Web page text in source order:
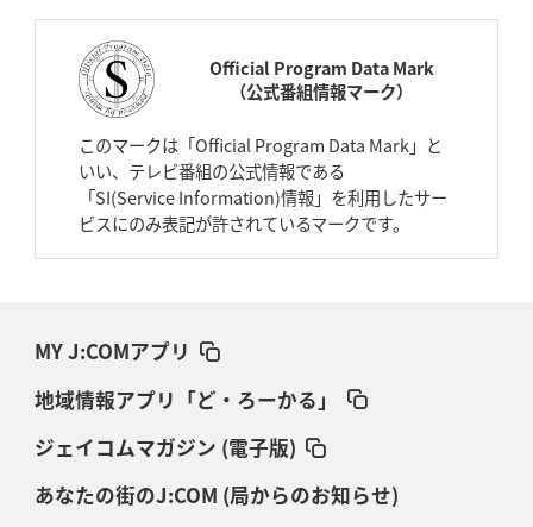
Official Program Data Mark
（公式番組情報マーク）
このマークは「Official Program Data Mark」と
いい、テレビ番組の公式情報である
「SI(Service Information)情報」を利用したサー
ビスにのみ表記が許されているマークです。
MY J:COMアプリ
地域情報アプリ「ど・ろーかる」
ジェイコムマガジン (電子版)
あなたの街のJ:COM (局からのお知らせ)